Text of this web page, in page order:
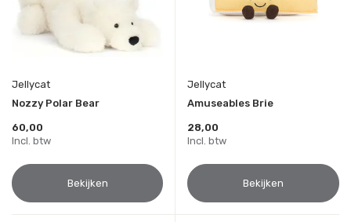
Jellycat
Nozzy Polar Bear
60,00
Incl. btw
Bekijken
Jellycat
Amuseables Brie
28,00
Incl. btw
Bekijken